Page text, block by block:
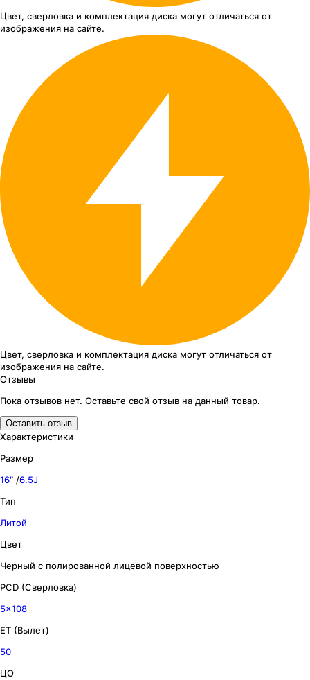
Цвет, сверловка и комплектация диска могут отличаться от
изображения на сайте.
Цвет, сверловка и комплектация диска могут отличаться от
изображения на сайте.
Отзывы
Пока отзывов нет. Оставьте свой отзыв на данный товар.
Оставить отзыв
Характеристики
Размер
16″ /6.5J
Тип
Литой
Цвет
Черный с полированной лицевой поверхностью
PCD (Сверловка)
5x108
ET (Вылет)
50
ЦО